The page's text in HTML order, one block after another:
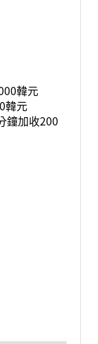
韓元
韓元
鐘加收200